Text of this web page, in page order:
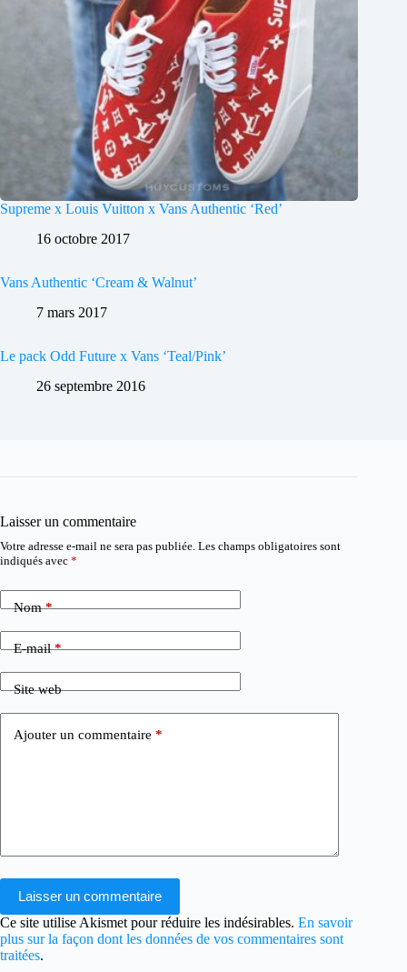
Supreme x Louis Vuitton x Vans Authentic ‘Red’
16 octobre 2017
Vans Authentic ‘Cream & Walnut’
7 mars 2017
Le pack Odd Future x Vans ‘Teal/Pink’
26 septembre 2016
Laisser un commentaire
Votre adresse e-mail ne sera pas publiée. Les champs obligatoires sont
indiqués avec *
Nom*
E-mail*
Site web
Ajouter un commentaire *
Laisser un commentaire
Ce site utilise Akismet pour réduire les indésirables. En savoir
plus sur la façon dont les données de vos commentaires sont
traitées.